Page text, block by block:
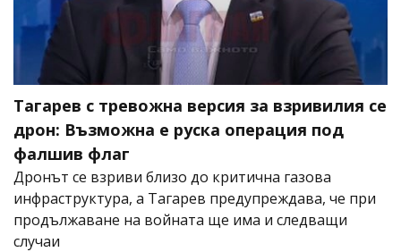
Тагарев с тревожна версия за взривилия се
дрон: Възможна е руска операция под
фалшив флаг
Дронът се взриви близо до критична газова
инфраструктура, а Тагарев предупреждава, че при
продължаване на войната ще има и следващи
случаи